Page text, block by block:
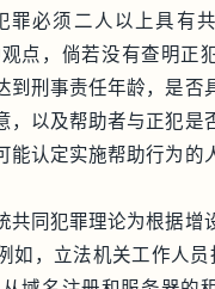
罪必须二人以上具有
点，倘若没有查明正
到刑事责任年龄，是否
，以及帮助者与正犯是
能认定实施帮助行为的
共同犯罪理论为根据增
如，立法机关工作人员